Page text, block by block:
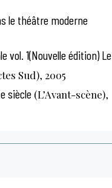
le théâtre moderne
vol. 1(Nouvelle édition) Le
Sud), 2005
siècle(L’Avant-scène),